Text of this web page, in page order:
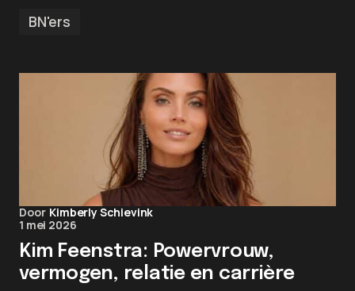
BN'ers
Door Kimberly Schievink
1 mei 2026
Kim Feenstra: Powervrouw,
vermogen, relatie en carrière